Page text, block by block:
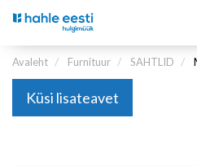
Avaleht Furnituur SAHTLID
Küsi lisateavet